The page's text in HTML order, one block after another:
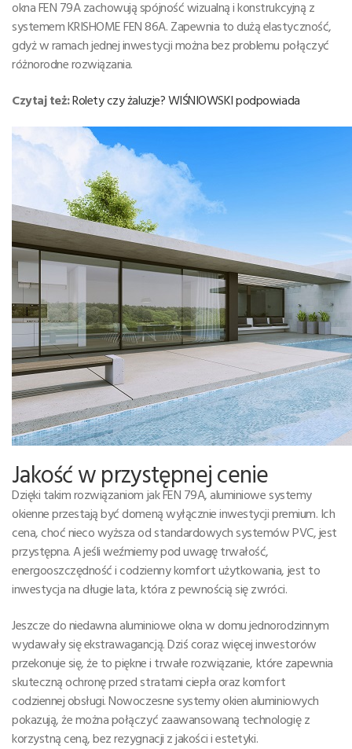
okna FEN 79A zachowują spójność wizualną i konstrukcyjną z
systemem KRISHOME FEN 86A. Zapewnia to dużą elastyczność,
gdyż w ramach jednej inwestycji można bez problemu połączyć
różnorodne rozwiązania.
Czytaj też:Rolety czy żaluzje? WIŚNIOWSKI podpowiada
Jakość w przystępnej cenie
Dzięki takim rozwiązaniom jak FEN 79A, aluminiowe systemy
okienne przestają być domeną wyłącznie inwestycji premium. Ich
cena, choć nieco wyższa od standardowych systemów PVC, jest
przystępna. A jeśli weźmiemy pod uwagę trwałość,
energooszczędność i codzienny komfort użytkowania, jest to
inwestycja na długie lata, która z pewnością się zwróci.
Jeszcze do niedawna aluminiowe okna w domu jednorodzinnym
wydawały się ekstrawagancją. Dziś coraz więcej inwestorów
przekonuje się, że to piękne i trwałe rozwiązanie, które zapewnia
skuteczną ochronę przed stratami ciepła oraz komfort
codziennej obsługi. Nowoczesne systemy okien aluminiowych
pokazują, że można połączyć zaawansowaną technologię z
korzystną ceną, bez rezygnacji z jakości i estetyki.